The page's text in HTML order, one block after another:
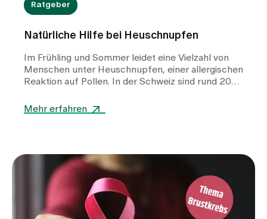
Ratgeber
Natürliche Hilfe bei Heuschnupfen
Im Frühling und Sommer leidet eine Vielzahl von
Menschen unter Heuschnupfen, einer allergischen
Reaktion auf Pollen. In der Schweiz sind rund 20
betroffen. Während viele zu konventionellen
Symptome. Wir haben unsere leitende Ärztin Dr.
med. Teelke Beck gefragt, welche
komplementären Behandlungsansätze Linderung
bringen können.
Mehr erfahren